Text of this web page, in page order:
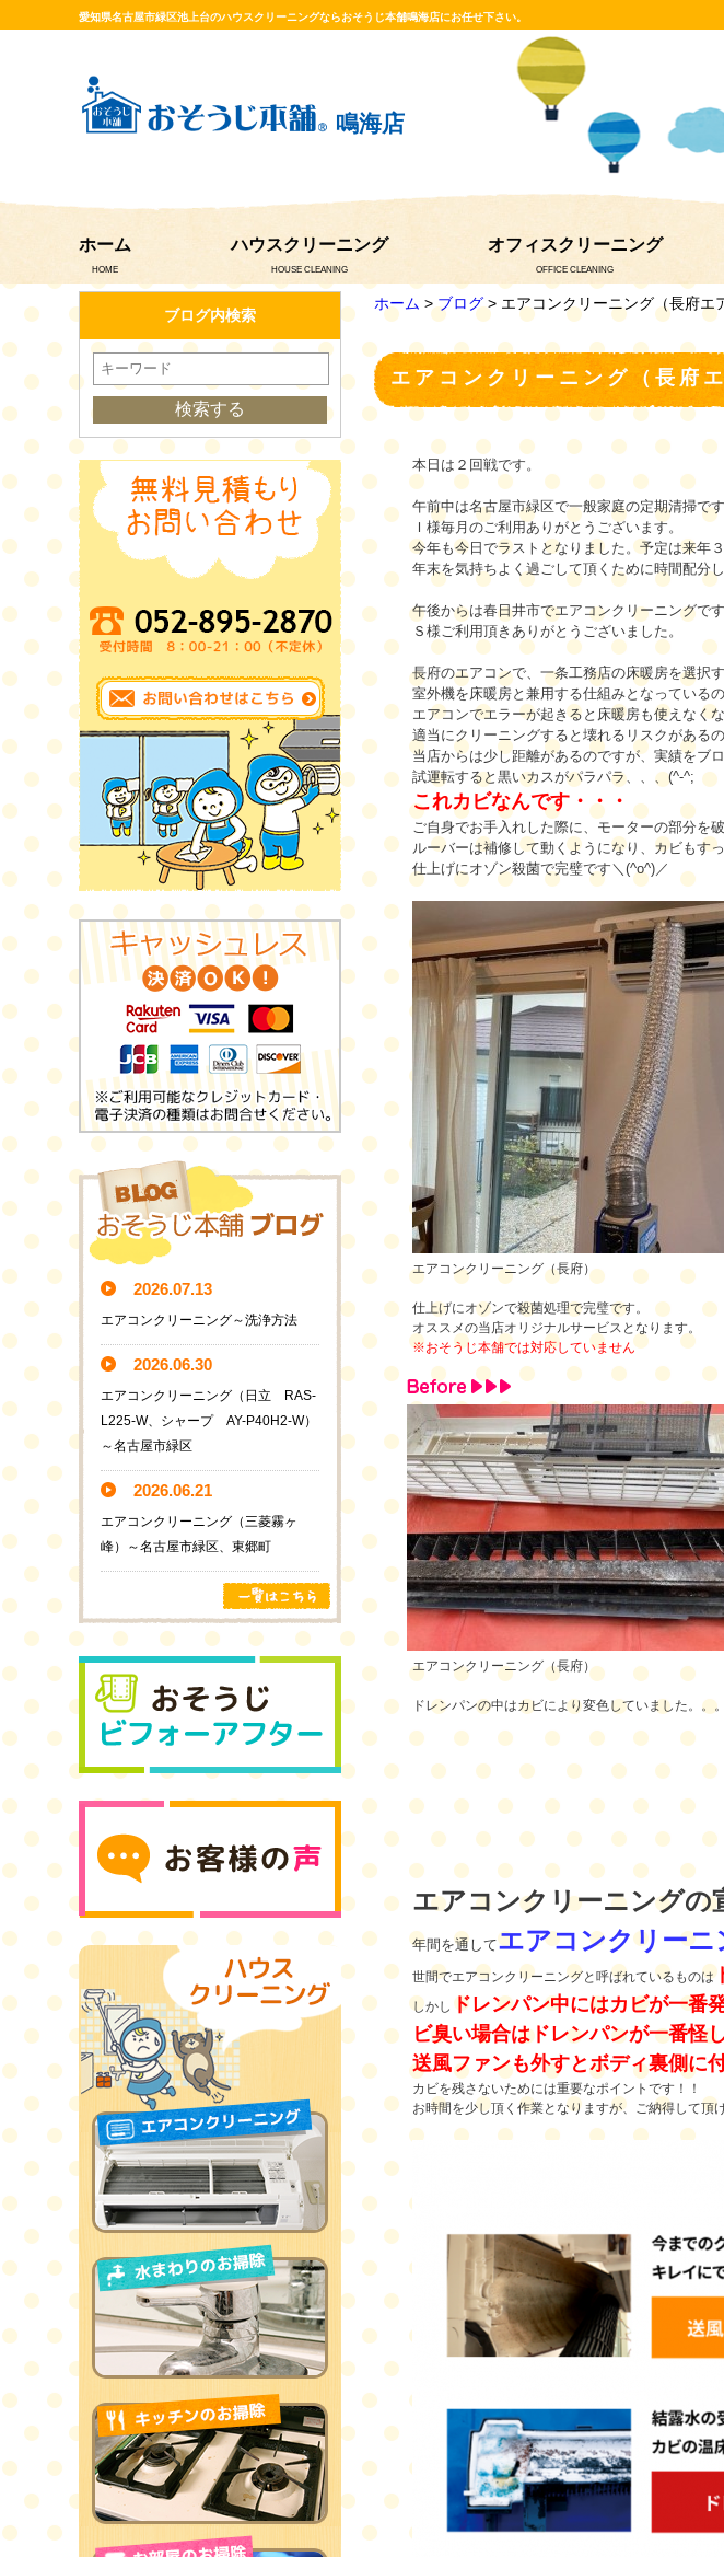
愛知県名古屋市緑区池上台のハウスクリーニングならおそうじ本舗鳴海店にお任せ下さい。
鳴海店
ホーム
HOME
ハウスクリーニング
HOUSE CLEANING
オフィスクリーニング
OFFICE CLEANING
ホーム >ブログ> エアコンクリーニング（長府エ
エアコンクリーニング（長府
本日は２回戦です。
午前中は名古屋市緑区で一般家庭の定期清掃です
Ｉ様毎月のご利用ありがとうございます。
今年も今日でラストとなりました。予定は来年
年末を気持ちよく過ごして頂くために時間配分
午後からは春日井市でエアコンクリーニングで
Ｓ様ご利用頂きありがとうございました。
長府のエアコンで、一条工務店の床暖房を選択
室外機を床暖房と兼用する仕組みとなっている
エアコンでエラーが起きると床暖房も使えなく
適当にクリーニングすると壊れるリスクがある
当店からは少し距離があるのですが、実績をブ
試運転すると黒いカスがパラパラ、、、(^-^;
これカビなんです・・・
ご自身でお手入れした際に、モーターの部分を
ルーバーは補修して動くようになり、カビもす
仕上げにオゾン殺菌で完璧です＼(^o^)／
エアコンクリーニング（長府）
仕上げにオゾンで殺菌処理で完璧です。
オススメの当店オリジナルサービスとなります。
※おそうじ本舗では対応していません
エアコンクリーニング（長府）
ドレンパンの中はカビにより変色していました。。。
エアコンクリーニングの
年間を通してエアコンクリーニ
世間でエアコンクリーニングと呼ばれているものは
しかし ドレンパン中にはカビが一番
ビ臭い場合はドレンパンが一番怪
送風ファンも外すとボディ裏側に
カビを残さないためには重要なポイントです！！
お時間を少し頂く作業となりますが、ご納得して頂
ブログ内検索
2026.07.13
エアコンクリーニング～洗浄方法
2026.06.30
エアコンクリーニング（日立 RAS-
L225-W、シャープ AY-P40H2-W）
～名古屋市緑区
2026.06.21
エアコンクリーニング（三菱霧ヶ
峰）～名古屋市緑区、東郷町